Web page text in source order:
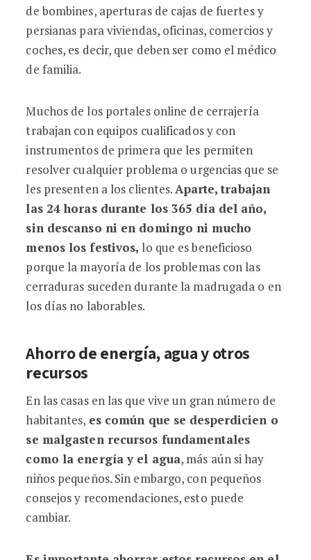
de bombines, aperturas de cajas de fuertes y
persianas para viviendas, oficinas, comercios y
coches, es decir, que deben ser como el médico
de familia.
Muchos de los portales online de cerrajería
trabajan con equipos cualificados y con
instrumentos de primera que les permiten
resolver cualquier problema o urgencias que se
les presenten a los clientes.Aparte, trabajan
las 24 horas durante los 365 día del año,
sin descanso ni en domingo ni mucho
menos los festivos, lo que es beneficioso
porque la mayoría de los problemas con las
cerraduras suceden durante la madrugada o en
los días no laborables.
Ahorro de energía, agua y otros
recursos
En las casas en las que vive un gran número de
habitantes, es común que se desperdicien o
se malgasten recursos fundamentales
como la energía y el agua, más aún si hay
niños pequeños. Sin embargo, con pequeños
consejos y recomendaciones, esto puede
cambiar.